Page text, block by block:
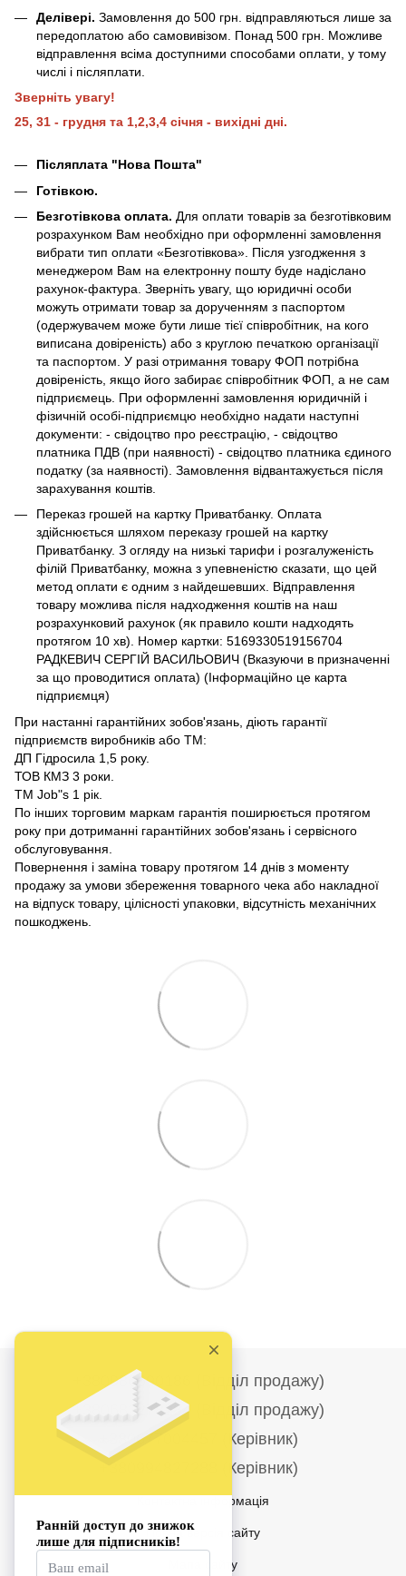
Делівері. Замовлення до 500 грн. відправляються лише за
передоплатою або самовивізом. Понад 500 грн. Можливе
відправлення всіма доступними способами оплати, у тому
числі і післяплати.
Зверніть увагу!
25, 31 - грудня та 1,2,3,4 січня - вихідні дні.
Післяплата "Нова Пошта"
Готівкою.
Безготівкова оплата. Для оплати товарів за безготівковим
розрахунком Вам необхідно при оформленні замовлення
вибрати тип оплати «Безготівкова». Після узгодження з
менеджером Вам на електронну пошту буде надіслано
рахунок-фактура. Зверніть увагу, що юридичні особи
можуть отримати товар за дорученням з паспортом
(одержувачем може бути лише тієї співробітник, на кого
виписана довіреність) або з круглою печаткою організації
та паспортом. У разі отримання товару ФОП потрібна
довіреність, якщо його забирає співробітник ФОП, а не сам
підприємець. При оформленні замовлення юридичній і
фізичній особі-підприємцю необхідно надати наступні
документи: - свідоцтво про реєстрацію, - свідоцтво
платника ПДВ (при наявності) - свідоцтво платника єдиного
податку (за наявності). Замовлення відвантажується після
зарахування коштів.
Переказ грошей на картку Приватбанку. Оплата
здійснюється шляхом переказу грошей на картку
Приватбанку. З огляду на низькі тарифи і розгалуженість
філій Приватбанку, можна з упевненістю сказати, що цей
метод оплати є одним з найдешевших. Відправлення
товару можлива після надходження коштів на наш
розрахунковий рахунок (як правило кошти надходять
протягом 10 хв). Номер картки: 5169330519156704
РАДКЕВИЧ СЕРГІЙ ВАСИЛЬОВИЧ (Вказуючи в призначенні
за що проводитися оплата) (Інформаційно це карта
підприємця)
При настанні гарантійних зобов'язань, діють гарантії
підприємств виробників або ТМ:
ДП Гідросила 1,5 року.
ТОВ КМЗ 3 роки.
ТМ Job"s 1 рік.
По інших торговим маркам гарантія поширюється протягом
року при дотриманні гарантійних зобов'язань і сервісного
обслуговування.
Повернення і заміна товару протягом 14 днів з моменту
продажу за умови збереження товарного чека або накладної
на відпуск товару, цілісності упаковки, відсутність механічних
пошкоджень.
+380986690186 (Відділ продажу)
+380682278284 (Відділ продажу)
+380677004457 (Керівник)
+380994827288 (Керівник)
Контактна інформація
Повна версія сайту
Мапа сайту